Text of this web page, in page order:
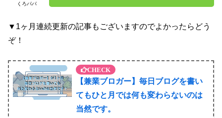
くろパパ
▼1ヶ月連続更新の記事もございますのでよかったらどう
ぞ！
【兼業ブロガー】毎日ブログを書い
てもひと月では何も変わらないのは
当然です。